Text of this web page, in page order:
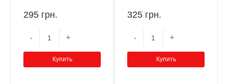
Duty: Black Ops Cold
295 грн.
- +
Купить
Row PS4/PS5
325 грн.
- +
Купить